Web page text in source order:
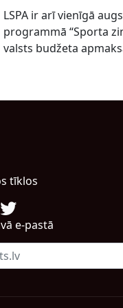
LSPA ir arī vienīgā
programmā “Sporta
valsts budžeta
tīklos
e-pastā